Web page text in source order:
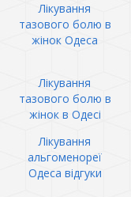
Лікування
тазового болю в
жінок Одеса
Лікування
тазового болю в
жінок в Одесі
Лікування
альгоменореї
Одеса відгуки